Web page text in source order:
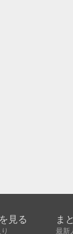
見る ま
最新